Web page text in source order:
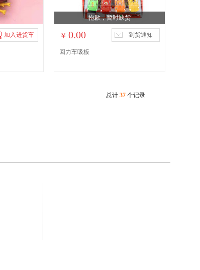
加入进货车
抱歉，暂时缺货
￥ 0.00 到货通知
回力车吸板
总计 37个记录